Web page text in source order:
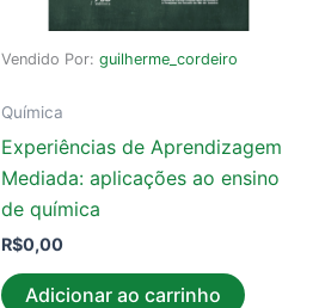
Vendido Por:guilherme_cordeiro
Química
Experiências de Aprendizagem
Mediada: aplicações ao ensino
de química
R$0,00
Adicionar ao carrinho